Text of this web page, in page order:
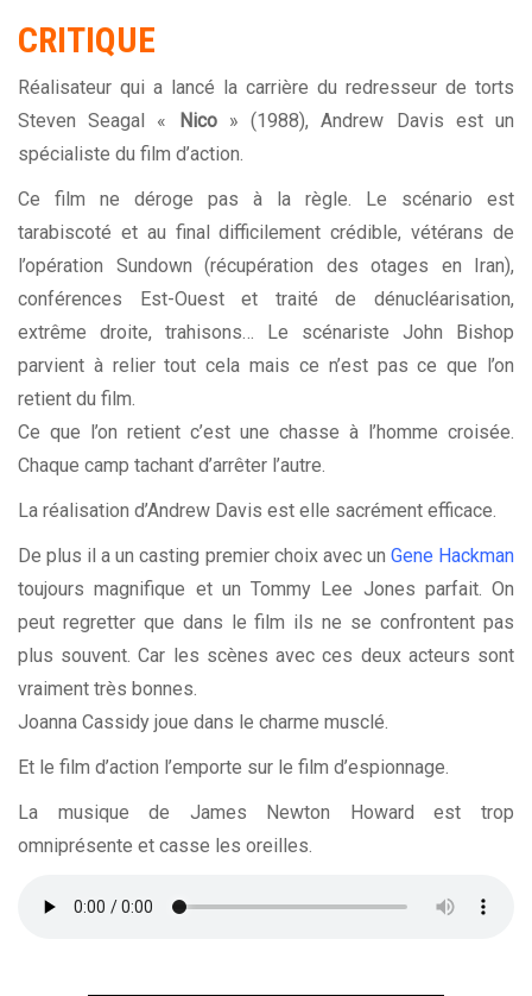
CRITIQUE
Réalisateur qui a lancé la carrière du redresseur de torts
Steven Seagal «
Nico» (1988), Andrew Davis est un
spécialiste du film d’action.
Ce film ne déroge pas à la règle. Le scénario est
tarabiscoté et au final difficilement crédible, vétérans de
l’opération Sundown (récupération des otages en Iran),
conférences Est-Ouest et traité de dénucléarisation,
extrême droite, trahisons… Le scénariste John Bishop
parvient à relier tout cela mais ce n’est pas ce que l’on
retient du film.
Ce que l’on retient c’est une chasse à l’homme croisée.
Chaque camp tachant d’arrêter l’autre.
La réalisation d’Andrew Davis est elle sacrément efficace.
De plus il a un casting premier choix avec un Gene Hackman
toujours magnifique et un Tommy Lee Jones parfait. On
peut regretter que dans le film ils ne se confrontent pas
plus souvent. Car les scènes avec ces deux acteurs sont
vraiment très bonnes.
Joanna Cassidy joue dans le charme musclé.
Et le film d’action l’emporte sur le film d’espionnage.
La musique de James Newton Howard est trop
omniprésente et casse les oreilles.